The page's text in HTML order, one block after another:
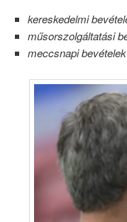
kereskedelmi
műsorszolgáltatási
meccsnapi bevételek